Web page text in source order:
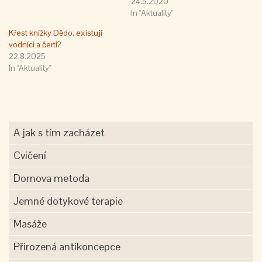
In "Aktuality"
Křest knížky Dědo, existují
vodníci a čerti?
22.8.2025
In "Aktuality"
A jak s tím zacházet
Cvičení
Dornova metoda
Jemné dotykové terapie
Masáže
Přirozená antikoncepce